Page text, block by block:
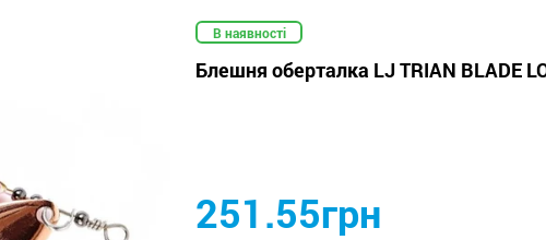
В наявності
Блешня оберталка LJ TRIAN BLADE
251.55грн